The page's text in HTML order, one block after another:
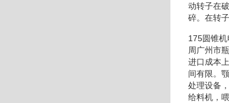
动转子在
碎。在转
175圆锥
周广州市
进口成本
间有限。
处理设备
给料机，